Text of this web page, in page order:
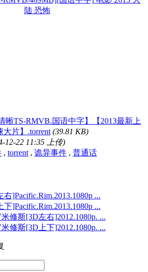
晰TS-RMVB.国语中字】【2013最新上
片】.torrent (39.81 KB)
12-22 11:35 上传)
, torrent , 诡异事件 , 普通话
]Pacific.Rim.2013.1080p ...
]Pacific.Rim.2013.1080p ...
修斯[3D左右]2012.1080p. ...
修斯[3D上下]2012.1080p. ...